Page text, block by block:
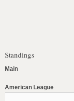
Standings
Main
American League